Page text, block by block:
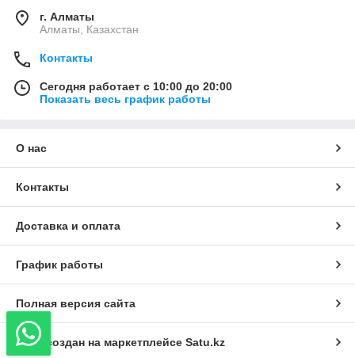
г. Алматы
Алматы, Казахстан
Контакты
Сегодня работает с 10:00 до 20:00
Показать весь график работы
О нас
Контакты
Доставка и оплата
График работы
Полная версия сайта
Сайт создан на маркетплейсе Satu.kz